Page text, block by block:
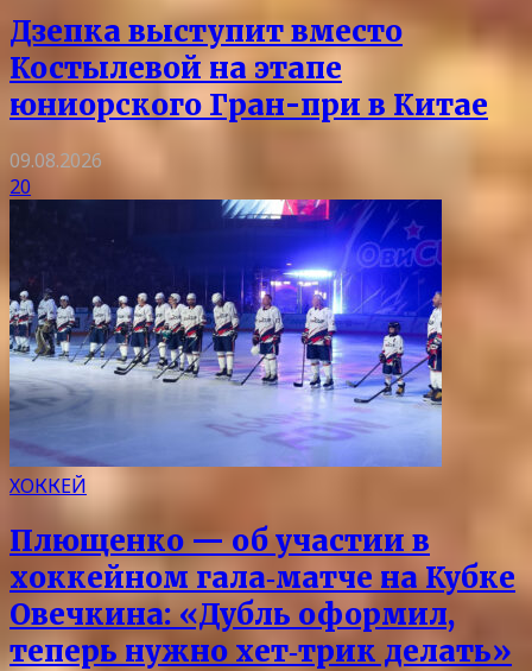
Дзепка выступит вместо
Костылевой на этапе
юниорского Гран-при в Китае
09.08.2026
20
ХОККЕЙ
Плющенко — об участии в
хоккейном гала‑матче на Кубке
Овечкина: «Дубль оформил,
теперь нужно хет‑трик делать»